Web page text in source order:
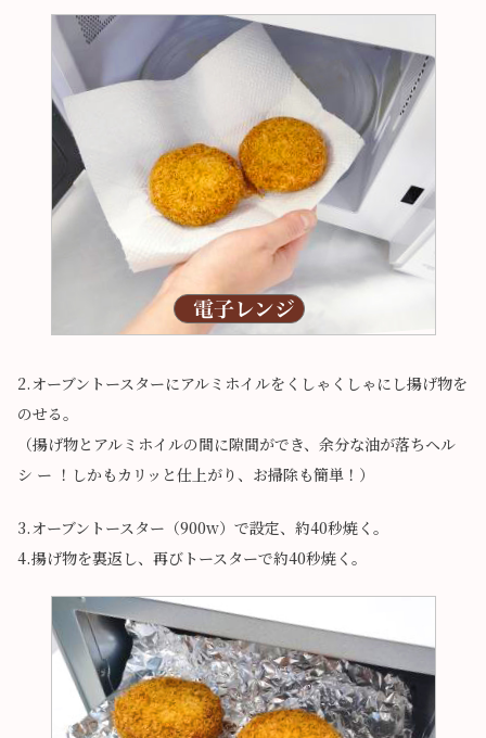
2.オーブントースターにアルミホイルをくしゃくしゃにし揚げ物を
のせる。
（揚げ物とアルミホイルの間に隙間ができ、余分な油が落ちヘル
シ ー ！しかもカリッと仕上がり、お掃除も簡単！）
3.オーブントースター（900w）で設定、約40秒焼く。
4.揚げ物を裏返し、再びトースターで約40秒焼く。